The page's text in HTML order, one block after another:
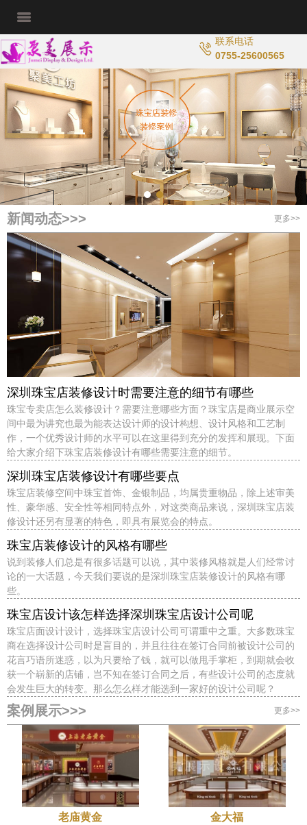
联系电话
0755-25600565
新闻动态>>> 更多>>
深圳珠宝店装修设计时需要注意的细节有哪些
珠宝专卖店怎么装修设计？需要注意哪些方面？珠宝店是商业展示空
间中最为讲究也最为能表达设计师的设计构想、设计风格和工艺制
作，一个优秀设计师的水平可以在这里得到充分的发挥和展现。下面
给大家介绍下珠宝店装修设计有哪些需要注意的细节。
深圳珠宝店装修设计有哪些要点
珠宝店装修空间中珠宝首饰、金银制品，均属贵重物品，除上述审美
性、豪华感、安全性等相同特点外，对这类商品来说，深圳珠宝店装
修设计还另有显著的特色，即具有展览会的特点。
珠宝店装修设计的风格有哪些
说到装修人们总是有很多话题可以说，其中装修风格就是人们经常讨
论的一大话题，今天我们要说的是深圳珠宝店装修设计的风格有哪
些。
珠宝店设计该怎样选择深圳珠宝店设计公司呢
珠宝店面设计设计，选择珠宝店设计公司可谓重中之重。大多数珠宝
商在选择设计公司时是盲目的，并且往往在签订合同前被设计公司的
花言巧语所迷惑，以为只要给了钱，就可以做甩手掌柜，到期就会收
获一个崭新的店铺，岂不知在签订合同之后，有些设计公司的态度就
会发生巨大的转变。那么怎么样才能选到一家好的设计公司呢？
案例展示>>> 更多>>
老庙黄金 金大福